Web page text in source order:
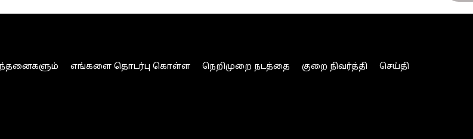
எங்களை தொடர்பு கொள்ள நெறிமுறை நடத்தை குறை நிவர்த்தி
செய்தி